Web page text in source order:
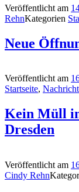
Veröffentlicht am
RehnKategorien
Neue
Veröffentlicht am
Startseite,
Kein Müll
Dresden
Veröffentlicht am
Cindy Rehn